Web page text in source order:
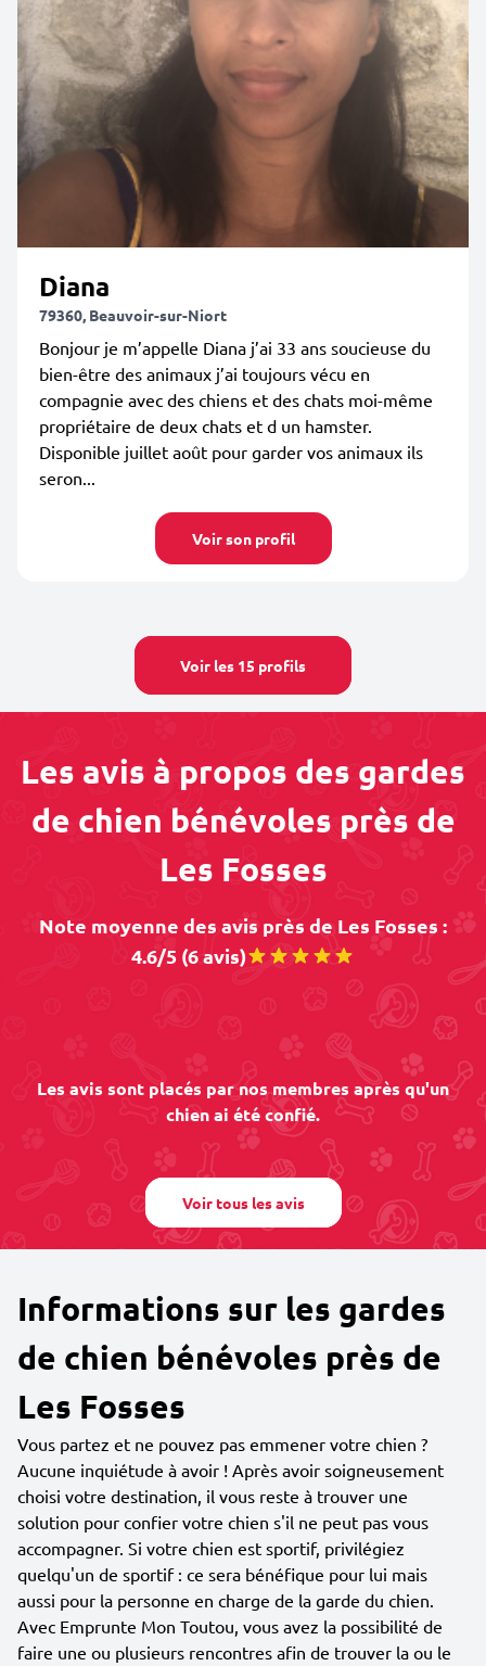
Diana
79360, Beauvoir-sur-Niort
Bonjour je m’appelle Diana j’ai 33 ans soucieuse du
bien-être des animaux j’ai toujours vécu en
compagnie avec des chiens et des chats moi-même
propriétaire de deux chats et d un hamster.
Disponible juillet août pour garder vos animaux ils
seron...
Voir son profil
Voir les 15 profils
Les avis à propos des gardes
de chien bénévoles près de
Les Fosses
Note moyenne des avis près de Les Fosses :
4.6/5 (6 avis)
Les avis sont placés par nos membres après qu'un
chien ai été confié.
Voir tous les avis
Informations sur les gardes
de chien bénévoles près de
Les Fosses
Vous partez et ne pouvez pas emmener votre chien ?
Aucune inquiétude à avoir ! Après avoir soigneusement
choisi votre destination, il vous reste à trouver une
solution pour confier votre chien s'il ne peut pas vous
accompagner. Si votre chien est sportif, privilégiez
quelqu'un de sportif : ce sera bénéfique pour lui mais
aussi pour la personne en charge de la garde du chien.
Avec Emprunte Mon Toutou, vous avez la possibilité de
faire une ou plusieurs rencontres afin de trouver la ou le